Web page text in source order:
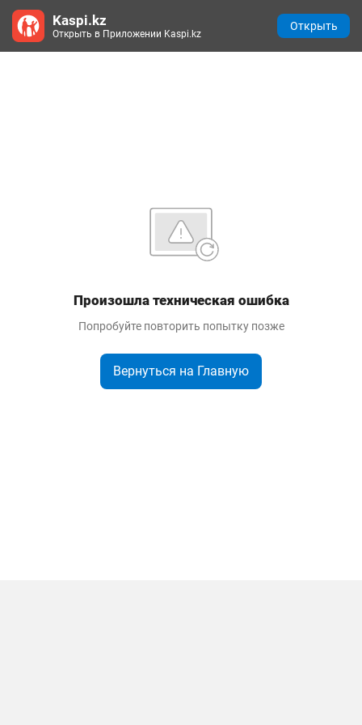
Произошла техническая ошибка
Попробуйте повторить попытку позже
Вернуться на Главную
Kaspi.kz
Открыть в Приложении Kaspi.kz
Открыть